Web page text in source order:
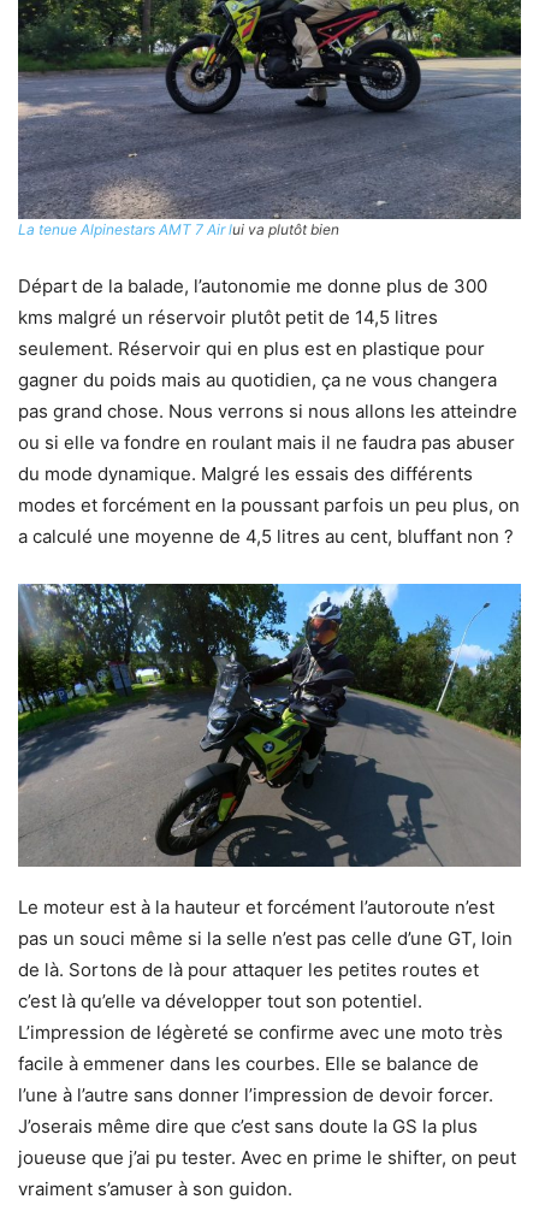
La tenue Alpinestars AMT 7 Air lui va plutôt bien
Départ de la balade, l’autonomie me donne plus de 300
kms malgré un réservoir plutôt petit de 14,5 litres
seulement. Réservoir qui en plus est en plastique pour
gagner du poids mais au quotidien, ça ne vous changera
pas grand chose. Nous verrons si nous allons les atteindre
ou si elle va fondre en roulant mais il ne faudra pas abuser
du mode dynamique. Malgré les essais des différents
modes et forcément en la poussant parfois un peu plus, on
a calculé une moyenne de 4,5 litres au cent, bluffant non ?
Le moteur est à la hauteur et forcément l’autoroute n’est
pas un souci même si la selle n’est pas celle d’une GT, loin
de là. Sortons de là pour attaquer les petites routes et
c’est là qu’elle va développer tout son potentiel.
L’impression de légèreté se confirme avec une moto très
facile à emmener dans les courbes. Elle se balance de
l’une à l’autre sans donner l’impression de devoir forcer.
J’oserais même dire que c’est sans doute la GS la plus
joueuse que j’ai pu tester. Avec en prime le shifter, on peut
vraiment s’amuser à son guidon.